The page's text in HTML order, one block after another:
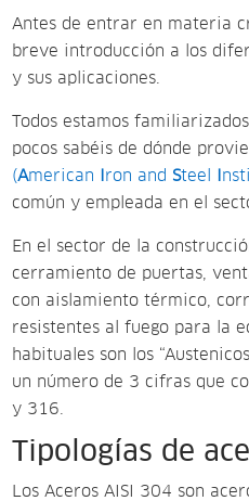
Antes de entrar en materia
breve introducción a los
y sus aplicaciones.
Todos estamos
pocos sabéis de dónde
(American ron and Steel
común y empleada en el
En el sector de la
cerramiento de puertas,
con aislamiento térmico,
resistentes al fuego para la
habituales son los
un número de 3 cifras que
y 316.
Tipologías de
Los Aceros AISI 304 son